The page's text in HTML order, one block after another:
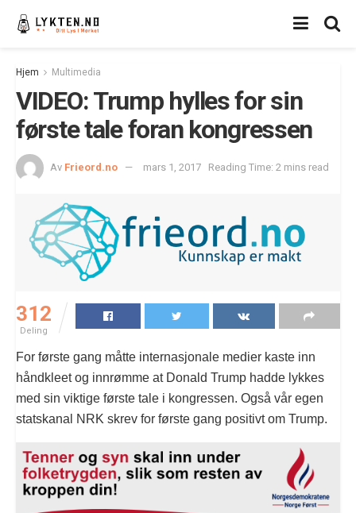
Hjem Multimedia
VIDEO: Trump hylles for sin
første tale foran kongressen
Av Frieord.no mars 1, 2017 Reading Time: 2 mins read
312
Deling
For første gang måtte internasjonale medier kaste inn
håndkleet og innrømme at Donald Trump hadde lykkes
med sin viktige første tale i kongressen. Også vår egen
statskanal NRK skrev for første gang positivt om Trump.